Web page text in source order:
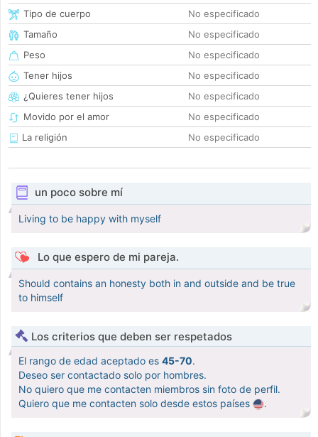
Tipo de cuerpo
No especificado
Tamaño
No especificado
Peso
No especificado
Tener hijos
No especificado
¿Quieres tener hijos
No especificado
Movido por el amor
No especificado
La religión
No especificado
un poco sobre mí
Living to be happy with myself
Lo que espero de mi pareja.
Should contains an honesty both in and outside and be true
to himself
Los criterios que deben ser respetados
El rango de edad aceptado es 45-70.
Deseo ser contactado solo por hombres.
No quiero que me contacten miembros sin foto de perfil.
Quiero que me contacten solo desde estos países
.